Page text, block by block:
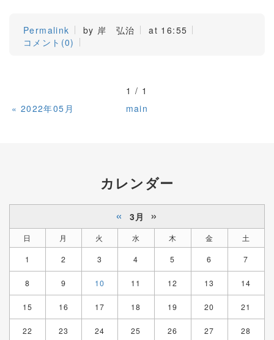
Permalink by 岸 弘治
at 16:55
コメント(0)
1 / 1
« 2022年05月 main
カレンダー
« 3月 »
日 月 火 水 木 金 土
1 2 3 4 5 6 7
8 9 10 11 12 13 14
15 16 17 18 19 20 21
22 23 24 25 26 27 28